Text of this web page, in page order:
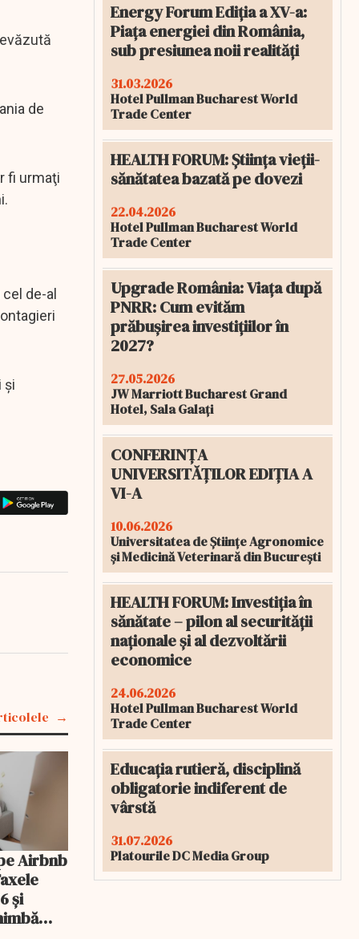
de
fi urmaţi
de-al
şi
Airbnb
și
Energy Forum Ediția a XV-a:
Piața energiei din România,
sub presiunea noii realități
31.03.2026
Hotel Pullman Bucharest World
Trade Center
HEALTH FORUM: Știința vieții-
sănătatea bazată pe dovezi
22.04.2026
Hotel Pullman Bucharest World
Trade Center
Upgrade România: Viața după
PNRR: Cum evităm
prăbușirea investițiilor în
2027?
27.05.2026
JW Marriott Bucharest Grand
Hotel, Sala Galați
CONFERINȚA
UNIVERSITĂȚILOR EDIȚIA A
VI-A
10.06.2026
Universitatea de Științe Agronomice
și Medicină Veterinară din București
HEALTH FORUM: Investiția în
sănătate – pilon al securității
naționale și al dezvoltării
economice
24.06.2026
Hotel Pullman Bucharest World
Trade Center
Educația rutieră, disciplină
obligatorie indiferent de
vârstă
31.07.2026
Platourile DC Media Group